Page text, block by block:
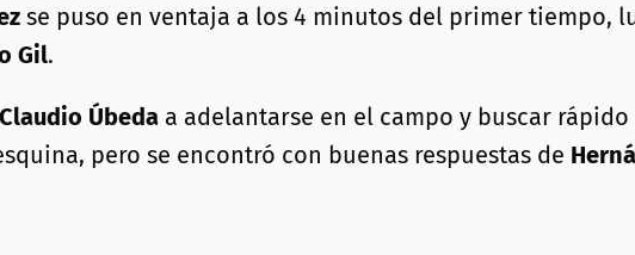
se puso en ventaja a los 4 minutos del primer tiempo,
Gil.
Claudio Úbeda a adelantarse en el campo y buscar
pero se encontró con buenas respuestas de